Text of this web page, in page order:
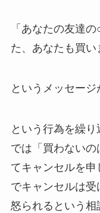
「あなたの友達
た、あなたも買い
というメッセージ
という行為を繰
では「買わない
てキャンセルを
でキャンセルは
怒られるという相